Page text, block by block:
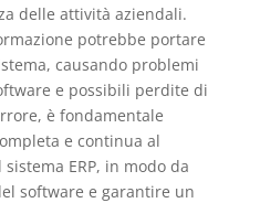
delle attività aziendali.
potrebbe portare
causando problemi
e possibili perdite di
è fondamentale
e continua al
ERP, in modo da
software e garantire un